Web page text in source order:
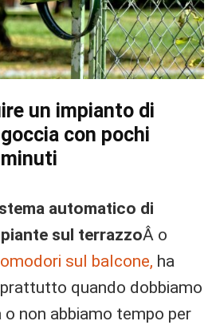
un impianto di
con pochi
automatico di
sul terrazzoÂ o
sul balcone, ha
quando dobbiamo
o non abbiamo tempo per